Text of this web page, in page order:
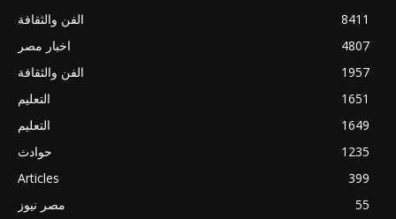
الفن والثقافة
8411
اخبار مصر
4807
الفن والثقافة
1957
التعليم
1651
التعليم
1649
حوادث
1235
Articles
399
مصر نيوز
55